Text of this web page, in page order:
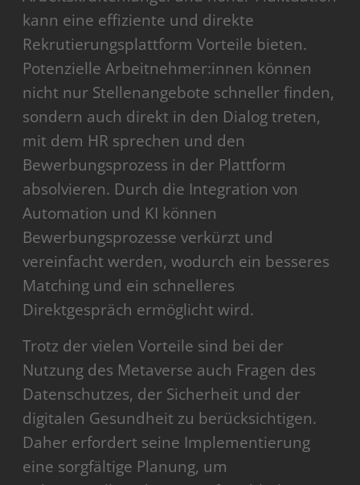
kann eine effiziente und direkte
Rekrutierungsplattform Vorteile bieten.
Potenzielle Arbeitnehmer:innen können
nicht nur Stellenangebote schneller finden,
sondern auch direkt in den Dialog treten,
mit dem HR sprechen und den
Bewerbungsprozess in der Plattform
absolvieren. Durch die Integration von
Automation und KI können
Bewerbungsprozesse verkürzt und
vereinfacht werden, wodurch ein besseres
Matching und ein schnelleres
Direktgespräch ermöglicht wird.
Trotz der vielen Vorteile sind bei der
Nutzung des Metaverse auch Fragen des
Datenschutzes, der Sicherheit und der
digitalen Gesundheit zu berücksichtigen.
Daher erfordert seine Implementierung
eine sorgfältige Planung, um